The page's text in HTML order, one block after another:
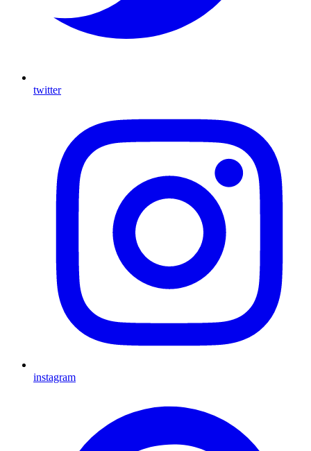
twitter
instagram